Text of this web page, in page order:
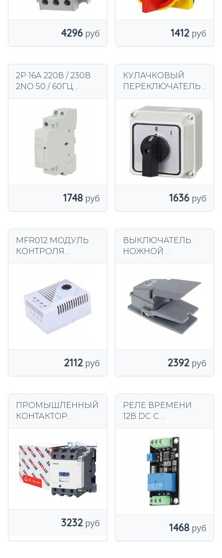
4296 1412
2Р 16А 220В / 230В
2NO 50 / 60ГЦ
1748
КУЛАЧКОВЫЙ
ПЕРЕКЛЮЧАТЕЛЬ
КОРПУСЕ IP65
1636
MFR012 МОДУЛЬ
КОНТРОЛЯ
2112
ВЫКЛЮЧАТЕЛЬ
НОЖНОЙ
ВЫКЛЮЧАТЕЛЬ С
КРЫШКОЙ
2392
ПРОМЫШЛЕННЫЙ
КОНТАКТОР
КАТУШКОЙ 230В
AC 3P 1НО 1НЗ
3232
РЕЛЕ ВРЕМЕНИ
12В DC С
ТАЙМЕРА 0.1S-120S
1468